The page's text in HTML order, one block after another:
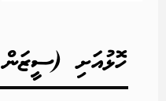
ހޮޅުއަށި (ސީޒަން 1)